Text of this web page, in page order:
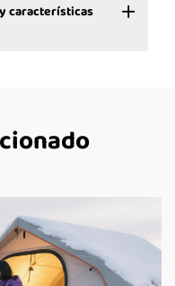
características